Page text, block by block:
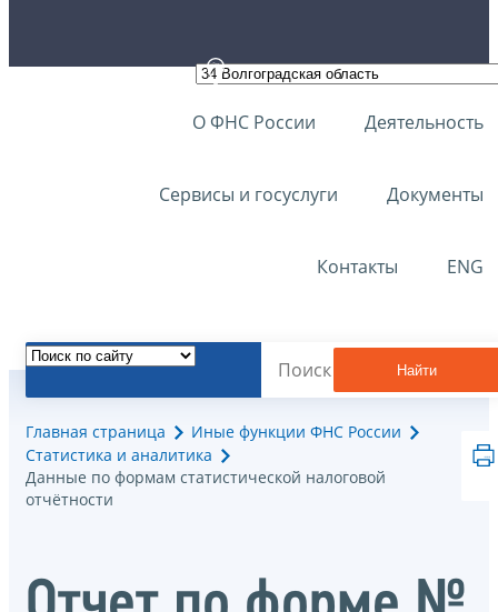
О ФНС России Деятельность
Сервисы и госуслуги Документы
Контакты ENG
Найти
Главная страница
Иные функции ФНС России
Статистика и аналитика
Данные по формам статистической налоговой
отчётности